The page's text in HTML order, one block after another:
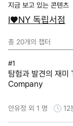
지금 보고 있는 콘텐츠
I♥NY 독립서점
총 20개의 챕터
#1
탐험과 발견의 재
Company
안유정 외 1 명 12